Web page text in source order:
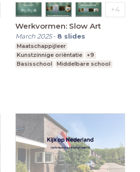
Werkvormen: Slow Art
March 2025- 8 slides
Maatschappijleer
Kunstzinnige oriëntatie
+9
Basisschool
Middelbare school